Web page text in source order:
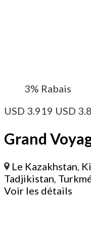
3% Rabais
USD 3.919 USD
Grand
Le Kazakhstan
Tadjikistan
Voir les détails